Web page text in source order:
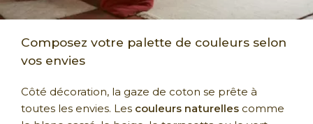
Composez votre palette de couleurs selon
vos envies
Côté décoration, la gaze de coton se prête à
toutes les envies. Les couleurs naturelles comme